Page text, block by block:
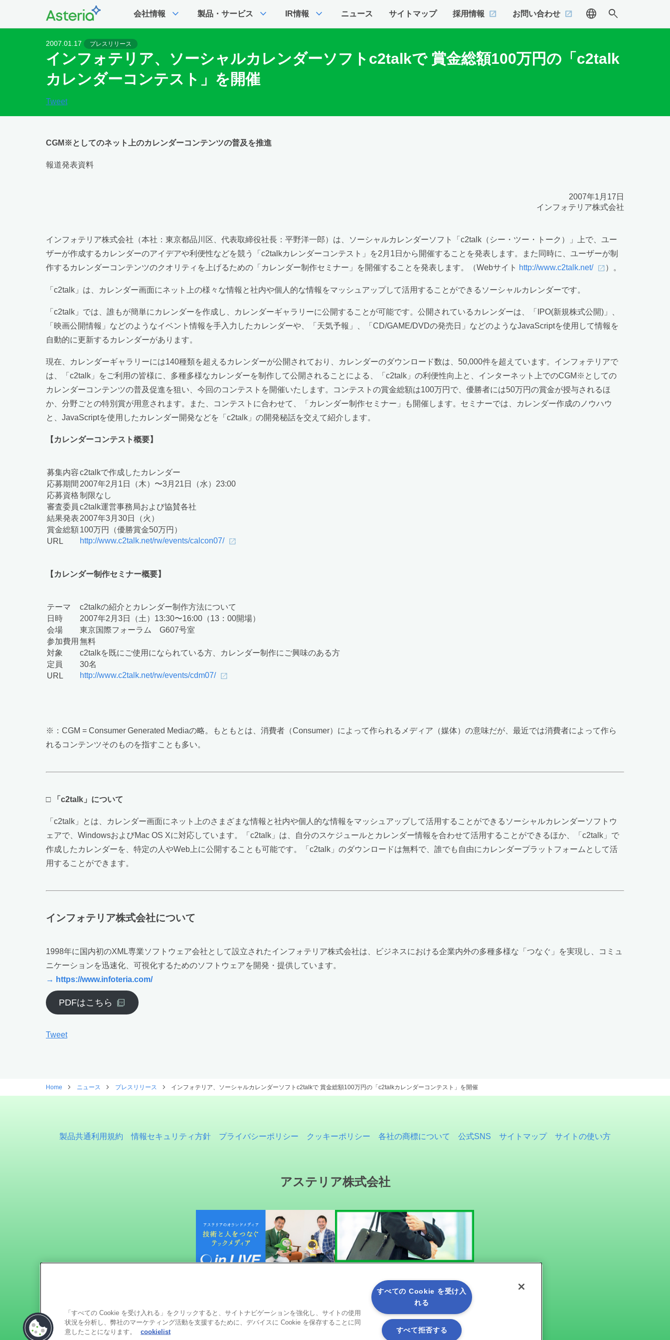
会社情報 expand_more 製品・サービス expand_more IR情報 expand_more ニュース サイトマップ 採用情報 お問い合わせ language search
2007.01.17 プレスリリース
インフォテリア、ソーシャルカレンダーソフトc2talkで 賞金総額100万円の「c2talk
カレンダーコンテスト」を開催
Tweet
CGM※としてのネット上のカレンダーコンテンツの普及を推進
報道発表資料
2007年1月17日
インフォテリア株式会社
インフォテリア株式会社（本社：東京都品川区、代表取締役社長：平野洋一郎）は、ソーシャルカレンダーソフト「c2talk（シー・ツー・トーク）」上で、ユー
ザーが作成するカレンダーのアイデアや利便性などを競う「c2talkカレンダーコンテスト」を2月1日から開催することを発表します。また同時に、ユーザーが制
作するカレンダーコンテンツのクオリティを上げるための「カレンダー制作セミナー」を開催することを発表します。（Webサイト http://www.c2talk.net/ ）。
「c2talk」は、カレンダー画面にネット上の様々な情報と社内や個人的な情報をマッシュアップして活用することができるソーシャルカレンダーです。
「c2talk」では、誰もが簡単にカレンダーを作成し、カレンダーギャラリーに公開することが可能です。公開されているカレンダーは、「IPO(新規株式公開)」、
「映画公開情報」などのようなイベント情報を手入力したカレンダーや、「天気予報」、「CD/GAME/DVDの発売日」などのようなJavaScriptを使用して情報を
自動的に更新するカレンダーがあります。
現在、カレンダーギャラリーには140種類を超えるカレンダーが公開されており、カレンダーのダウンロード数は、50,000件を超えています。インフォテリアで
は、「c2talk」をご利用の皆様に、多種多様なカレンダーを制作して公開されることによる、「c2talk」の利便性向上と、インターネット上でのCGM※としての
カレンダーコンテンツの普及促進を狙い、今回のコンテストを開催いたします。コンテストの賞金総額は100万円で、優勝者には50万円の賞金が授与されるほ
か、分野ごとの特別賞が用意されます。また、コンテストに合わせて、「カレンダー制作セミナー」も開催します。セミナーでは、カレンダー作成のノウハウ
と、JavaScriptを使用したカレンダー開発などを「c2talk」の開発秘話を交えて紹介します。
【カレンダーコンテスト概要】
募集内容c2talkで作成したカレンダー
応募期間 2007年2月1日（木）〜3月21日（水）23:00
応募資格制限なし
審査委員 c2talk運営事務局および協賛各社
結果発表 2007年3月30日（火）
賞金総額100万円（優勝賞金50万円）
URL
http://www.c2talk.net/rw/events/calcon07/
【カレンダー制作セミナー概要】
テーマ
c2talkの紹介とカレンダー制作方法について
日時
2007年2月3日（土）13:30〜16:00（13：00開場）
会場
東京国際フォーラム G607号室
参加費用 無料
対象
c2talkを既にご使用になられている方、カレンダー制作にご興味のある方
定員
30名
URL
http://www.c2talk.net/rw/events/cdm07/
※：CGM = Consumer Generated Mediaの略。もともとは、消費者（Consumer）によって作られるメディア（媒体）の意味だが、最近では消費者によって作ら
れるコンテンツそのものを指すことも多い。
□ 「c2talk」について
「c2talk」とは、カレンダー画面にネット上のさまざまな情報と社内や個人的な情報をマッシュアップして活用することができるソーシャルカレンダーソフトウ
ェアで、WindowsおよびMac OS Xに対応しています。「c2talk」は、自分のスケジュールとカレンダー情報を合わせて活用することができるほか、「c2talk」で
作成したカレンダーを、特定の人やWeb上に公開することも可能です。「c2talk」のダウンロードは無料で、誰でも自由にカレンダープラットフォームとして活
用することができます。
インフォテリア株式会社について
1998年に国内初のXML専業ソフトウェア会社として設立されたインフォテリア株式会社は、ビジネスにおける企業内外の多種多様な「つなぐ」を実現し、コミュ
ニケーションを迅速化、可視化するためのソフトウェアを開発・提供しています。
→ https://www.infoteria.com/
PDFはこちら
Tweet
Home ニュース プレスリリース インフォテリア、ソーシャルカレンダーソフトc2talkで 賞金総額100万円の「c2talkカレンダーコンテスト」を開催
製品共通利用規約 情報セキュリティ方針 プライバシーポリシー クッキーポリシー 各社の商標について 公式SNS サイトマップ サイトの使い方
アステリア株式会社
ソーシャルメディア
「すべての Cookie を受け入れる」をクリックすると、サイトナビゲーションを強化し、サイトの使用
状況を分析し、弊社のマーケティング活動を支援するために、デバイスに Cookie を保存することに同
意したことになります。
cookielist
すべての Cookie を受け入
れる
すべて拒否する